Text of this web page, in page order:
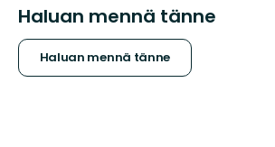
Haluan mennä tänne
Haluan mennä tänne